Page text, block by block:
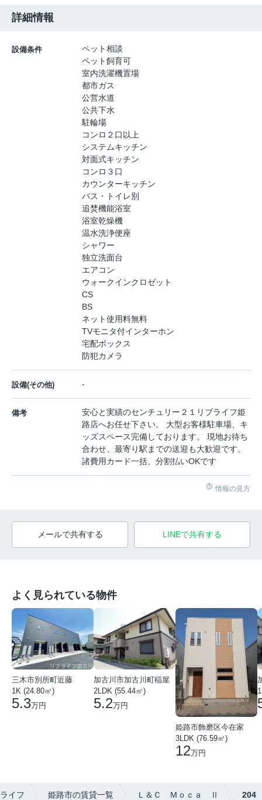
詳細情報
設備条件
ペット相談
ペット飼育可
室内洗濯機置場
都市ガス
公営水道
公共下水
駐輪場
コンロ２口以上
システムキッチン
対面式キッチン
コンロ３口
カウンターキッチン
バス・トイレ別
追焚機能浴室
浴室乾燥機
温水洗浄便座
シャワー
独立洗面台
エアコン
ウォークインクロゼット
CS
BS
ネット使用料無料
TVモニタ付インターホン
宅配ボックス
防犯カメラ
設備(その他) -
備考
安心と実績のセンチュリー２１リブライフ姫
路店へお任せ下さい。 大型お客様駐車場、キ
ッズスペース完備しております。 現地お待ち
合わせ、最寄り駅までの送迎も大歓迎です。
諸費用カード一括、分割払いOKです
情報の見方
メールで共有する LINEで共有する
よく見られている物件
三木市別所町近藤
1K (24.80㎡)
5.3万円
加古川市加古川町稲屋
2LDK (55.44㎡)
5.2万円
姫路市飾磨区今在家
3LDK (76.59㎡)
12万円
イフ 姫路市の賃貸一覧 Ｌ＆Ｃ Ｍｏｃａ Ⅱ 204